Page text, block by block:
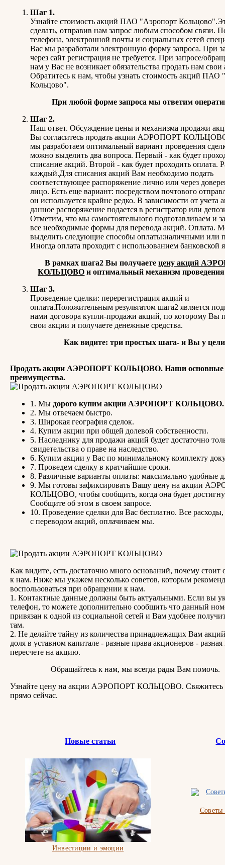
Шаг 1.
Узнайте стоимость акций ПАО "Аэропорт
сделать, отправив нам запрос любым способом связи.
телефона, электронной почты и социальных сетей
Вас мы разработали электронную форму запроса. При
через сайт регистрация не требуется. При запросе/
нам у Вас не возникает обязательства продать нам
Обратитесь к нам, чтобы узнать стоимость акций ПАО
Кольцово".
При любой форме запроса мы ответим
Шаг 2.
Наш ответ. Обсуждение цены и механизма продажи
Вы согласитесь продать акции АЭРОПОРТ
мы разработаем оптимальный вариант проведения
можно выделить два вопроса. Первый - как будет
списание акций. Второй - как будет проходить оплата.
каждый.Для списания акций Вам необходимо подать
соответствующее распоряжение лично или через
лицо. Есть еще вариант: посредством почтового
он используется крайне редко. В зависимости от учета
данное распоряжение подается в регистратор или
Отметим, что мы самостоятельного подготавливаем и
все необходимые формы для перевода акций. Оплата.
выделить следующие способы оплаты:наличными или
Иногда оплата проходит с использованием банковской
В рамках шага2 Вы получаетецену акций
КОЛЬЦОВО и оптимальный механизм проведения
Шаг 3.
Проведение сделки: перерегистрация акций и
оплата.Положительным результатом шага2 является
нами договора купли-продажи акций, по которому Вы
свои акции и получаете денежные средства.
Как видите: три простых шага- и Вы у
Продать акции АЭРОПОРТ КОЛЬЦОВО. Наши основные
преимущества.
1. Мы дорого купим акции АЭРОПОРТ КОЛЬЦОВО.
2. Мы отвечаем быстро.
3. Широкая география сделок.
4. Купим акции при общей долевой собственности.
5. Наследнику для продажи акций будет достаточно
свидетельства о праве на наследство.
6. Купим акции у Вас по минимальному комплекту
7. Проведем сделку в кратчайшие сроки.
8. Различные варианты оплаты: максимально удобные
9. Мы готовы зафиксировать Вашу цену на акции
КОЛЬЦОВО, чтобы сообщить, когда она будет
Сообщите об этом в своем запросе.
10. Проведение сделки для Вас бесплатно. Все
с переводом акций, оплачиваем мы.
Как видите, есть достаточно много оснований, почему стоит
к нам. Ниже мы укажем несколько советов, которым
воспользоваться при обращении к нам.
1. Контактные данные должны быть актуальными. Если вы
телефон, то можете дополнительно сообщить что данный
привязан к одной из социальной сетей и Вам удобнее
там.
2. Не делайте тайну из количества принадлежащих Вам
доля в уставном капитале - разные права акционеров - разная
пересчете на акцию.
Обращайтесь к нам, мы всегда рады Вам помочь.
Узнайте цену на акции АЭРОПОРТ КОЛЬЦОВО. Свяжитесь
прямо сейчас.
Новые статьи
Инвестиции и эмоции
Советы